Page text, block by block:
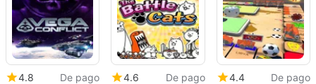
4.8
De pago
4.6
De pago
4.4
De pago